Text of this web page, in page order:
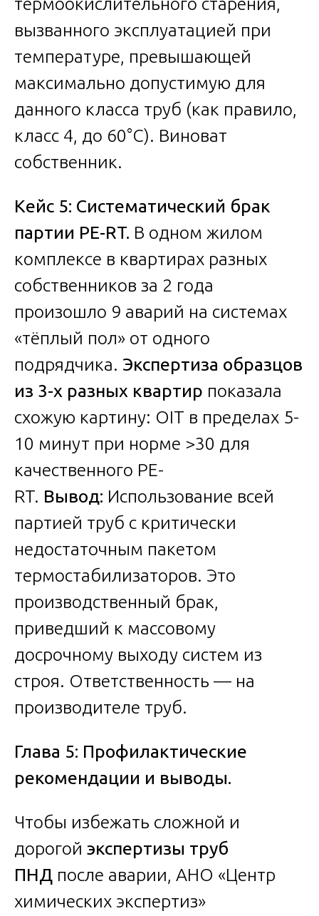
вызванного эксплуатацией при
температуре, превышающей
максимально допустимую для
данного класса труб (как правило,
класс 4, до 60°C). Виноват
собственник.
Кейс 5: Систематический брак
партии PE-RT. В одном жилом
комплексе в квартирах разных
собственников за 2 года
произошло 9 аварий на системах
«тёплый пол» от одного
подрядчика. Экспертиза образцов
из 3-х разных квартир показала
схожую картину: OIT в пределах 5-
10 минут при норме >30 для
качественного PE-
RT. Вывод: Использование всей
партией труб с критически
недостаточным пакетом
термостабилизаторов. Это
производственный брак,
приведший к массовому
досрочному выходу систем из
строя. Ответственность — на
производителе труб.
Глава 5: Профилактические
рекомендации и выводы.
Чтобы избежать сложной и
дорогой экспертизы труб
ПНД после аварии, АНО «Центр
химических экспертиз»